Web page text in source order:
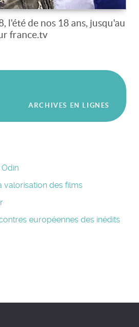
l'été de nos 18 ans, jusqu'au
france.tv
ARCHIVES EN LIGNES
valorisation des films
européennes des inédits